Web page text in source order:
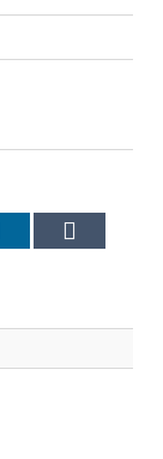
LinkedIn